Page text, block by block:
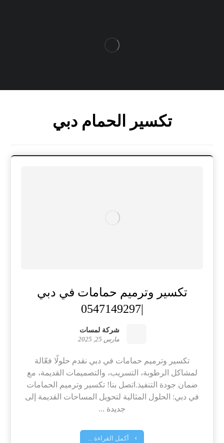
تكسير الحمام دبي
تكسير وترميم حمامات في دبي
|0547149297
شركة لمسات
مارس 25, 2025
تكسير وترميم حمامات في دبي نقدم حلولًا فعّالة
لمشاكل الرطوبة، التسريب، والتصميمات القديمة، مع
ضمان جودة التنفيذ.اتصل بنا! تكسير وترميم الحمامات
في دبي: الحلول المثالية لتحويل المساحات القديمة إلى
جديدة ...
أكمل القراءة ...